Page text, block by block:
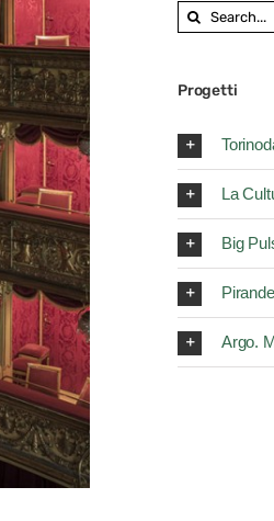
Search
for:
Progetti
La
Big
Argo.